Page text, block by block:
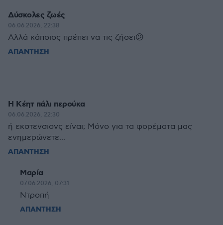
Δύσκολες ζωές
06.06.2026, 22:38
Αλλά κάποιος πρέπει να τις ζήσει😕
ΑΠΑΝΤΗΣΗ
Η Κέητ πάλι περούκα
06.06.2026, 22:30
ή εκστενσιονς είναι; Μόνο για τα φορέματα μας
ενημερώνετε...
ΑΠΑΝΤΗΣΗ
Μαρία
07.06.2026, 07:31
Ντροπή
ΑΠΑΝΤΗΣΗ